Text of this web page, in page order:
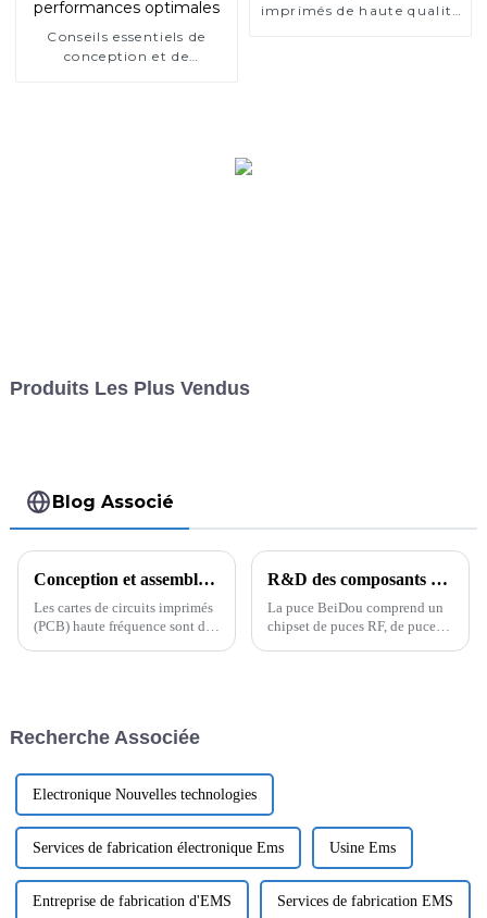
Conseils essentiels de
conception et de
imprimés de haute qualité
Produits Les Plus Vendus
Blog Associé
Conception et assemblage de circuits imprimés haute fréquence : matériaux clés
Les cartes de circuits imprimés
(PCB) haute fréquence sont des
communication sans fil et le
vitesse.
R&D des composants de montage de puces Beidou
La puce BeiDou comprend un
chipset de puces RF, de puces
Recherche Associée
Electronique Nouvelles technologies
Services de fabrication électronique Ems Usine Ems
Entreprise de fabrication d'EMS Services de fabrication EMS